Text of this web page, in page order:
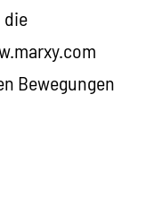
die
Bewegungen